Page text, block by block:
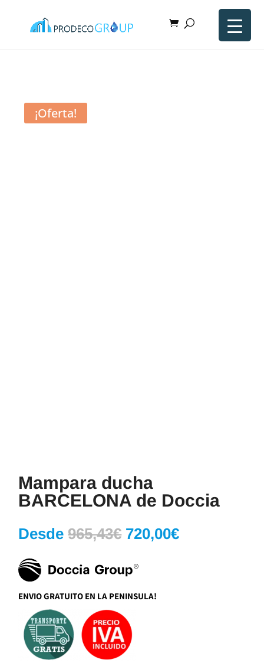
¡Oferta!
Mampara ducha
BARCELONA de Doccia
Desde 965,43€ El
precio
original
era:
720,00€El
ENVIO GRATUITO EN LA PENINSULA!